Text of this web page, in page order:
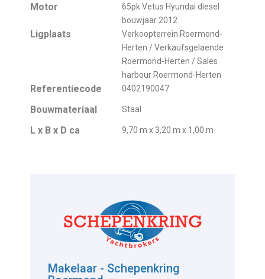
Motor
65pk Vetus Hyundai diesel
bouwjaar 2012
Ligplaats
Verkoopterrein Roermond-
Herten / Verkaufsgelaende
Roermond-Herten / Sales
harbour Roermond-Herten
Referentiecode 0402190047
Bouwmateriaal Staal
L x B x D ca 9,70 m x 3,20 m x 1,00 m
Makelaar - Schepenkring